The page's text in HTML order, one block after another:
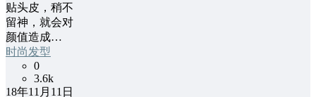
贴头皮，稍不
留神，就会对
颜值造成…
时尚发型
0
3.6k
18年11月11日